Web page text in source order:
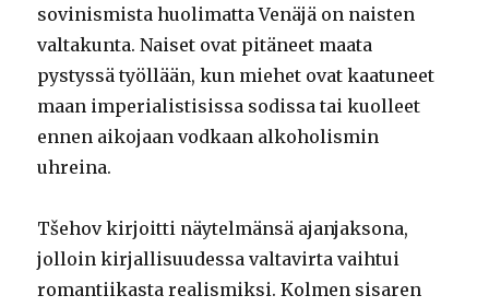
sovinismista huolimatta Venäjä on naisten
valtakunta. Naiset ovat pitäneet maata
pystyssä työllään, kun miehet ovat kaatuneet
maan imperialistisissa sodissa tai kuolleet
ennen aikojaan vodkaan alkoholismin
uhreina.
Tšehov kirjoitti näytelmänsä ajanjaksona,
jolloin kirjallisuudessa valtavirta vaihtui
romantiikasta realismiksi. Kolmen sisaren